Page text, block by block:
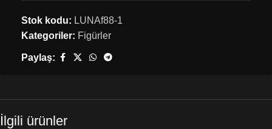
Stok kodu: LUNAf88-1
Kategoriler: Figürler
Paylaş:
İlgili ürünler